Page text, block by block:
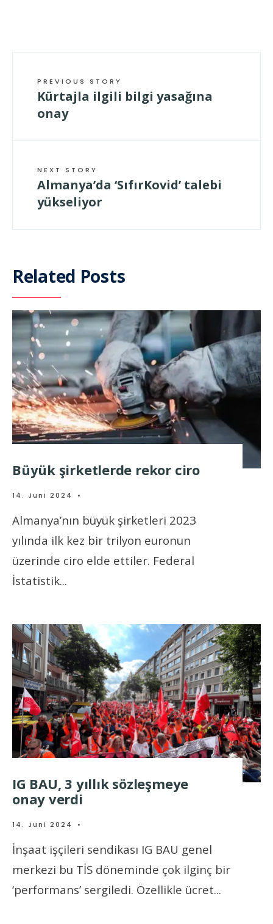
PREVIOUS STORY
Kürtajla ilgili bilgi yasağına
onay
NEXT STORY
Almanya’da ‘SıfırKovid’ talebi
yükseliyor
Related Posts
Büyük şirketlerde rekor ciro
14. Juni 2024 •
Almanya’nın büyük şirketleri 2023
yılında ilk kez bir trilyon euronun
üzerinde ciro elde ettiler. Federal
İstatistik...
IG BAU, 3 yıllık sözleşmeye
onay verdi
14. Juni 2024 •
İnşaat işçileri sendikası IG BAU genel
merkezi bu TİS döneminde çok ilginç bir
‘performans’ sergiledi. Özellikle ücret...